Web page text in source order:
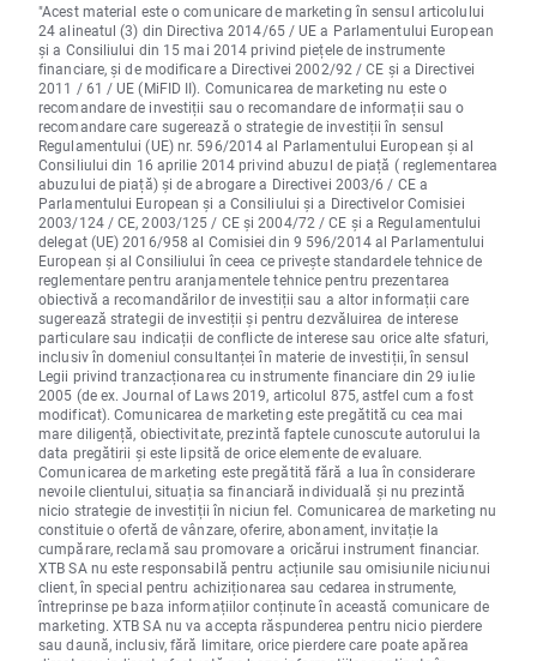
"Acest material este o comunicare de marketing în sensul articolului
24 alineatul (3) din Directiva 2014/65 / UE a Parlamentului European
și a Consiliului din 15 mai 2014 privind piețele de instrumente
financiare, și de modificare a Directivei 2002/92 / CE și a Directivei
2011 / 61 / UE (MiFID II). Comunicarea de marketing nu este o
recomandare de investiții sau o recomandare de informații sau o
recomandare care sugerează o strategie de investiții în sensul
Regulamentului (UE) nr. 596/2014 al Parlamentului European și al
Consiliului din 16 aprilie 2014 privind abuzul de piață ( reglementarea
abuzului de piață) și de abrogare a Directivei 2003/6 / CE a
Parlamentului European și a Consiliului și a Directivelor Comisiei
2003/124 / CE, 2003/125 / CE și 2004/72 / CE și a Regulamentului
delegat (UE) 2016/958 al Comisiei din 9 596/2014 al Parlamentului
European și al Consiliului în ceea ce privește standardele tehnice de
reglementare pentru aranjamentele tehnice pentru prezentarea
obiectivă a recomandărilor de investiții sau a altor informații care
sugerează strategii de investiții și pentru dezvăluirea de interese
particulare sau indicații de conflicte de interese sau orice alte sfaturi,
inclusiv în domeniul consultanței în materie de investiții, în sensul
Legii privind tranzacționarea cu instrumente financiare din 29 iulie
2005 (de ex. Journal of Laws 2019, articolul 875, astfel cum a fost
modificat). Comunicarea de marketing este pregătită cu cea mai
mare diligență, obiectivitate, prezintă faptele cunoscute autorului la
data pregătirii și este lipsită de orice elemente de evaluare.
Comunicarea de marketing este pregătită fără a lua în considerare
nevoile clientului, situația sa financiară individuală și nu prezintă
nicio strategie de investiții în niciun fel. Comunicarea de marketing nu
constituie o ofertă de vânzare, oferire, abonament, invitație la
cumpărare, reclamă sau promovare a oricărui instrument financiar.
XTB SA nu este responsabilă pentru acțiunile sau omisiunile niciunui
client, în special pentru achiziționarea sau cedarea instrumente,
întreprinse pe baza informațiilor conținute în această comunicare de
marketing. XTB SA nu va accepta răspunderea pentru nicio pierdere
sau daună, inclusiv, fără limitare, orice pierdere care poate apărea